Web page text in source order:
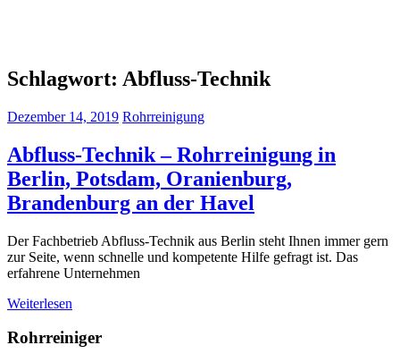
Schlagwort: Abfluss-Technik
Dezember 14, 2019 Rohrreinigung
Abfluss-Technik – Rohrreinigung in
Berlin, Potsdam, Oranienburg,
Brandenburg an der Havel
Der Fachbetrieb Abfluss-Technik aus Berlin steht Ihnen immer gern
zur Seite, wenn schnelle und kompetente Hilfe gefragt ist. Das
erfahrene Unternehmen
Weiterlesen
Rohrreiniger